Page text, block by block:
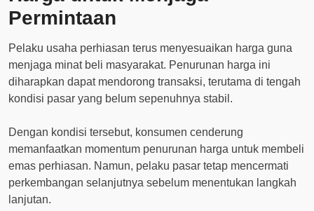
Permintaan
Pelaku usaha perhiasan terus menyesuaikan harga guna
menjaga minat beli masyarakat. Penurunan harga ini
diharapkan dapat mendorong transaksi, terutama di tengah
kondisi pasar yang belum sepenuhnya stabil.
Dengan kondisi tersebut, konsumen cenderung
memanfaatkan momentum penurunan harga untuk membeli
emas perhiasan. Namun, pelaku pasar tetap mencermati
perkembangan selanjutnya sebelum menentukan langkah
lanjutan.